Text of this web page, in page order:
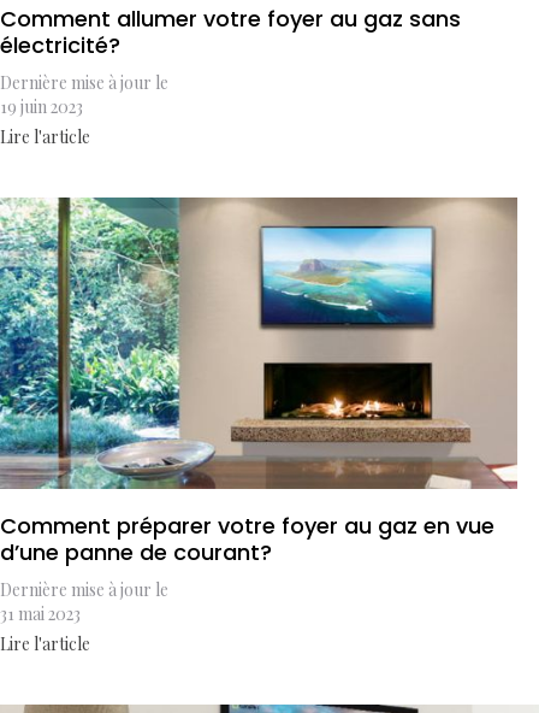
Comment allumer votre foyer au gaz sans
électricité?
Dernière mise à jour le
19 juin 2023
Lire l'article
Comment préparer votre foyer au gaz en vue
d’une panne de courant?
Dernière mise à jour le
31 mai 2023
Lire l'article